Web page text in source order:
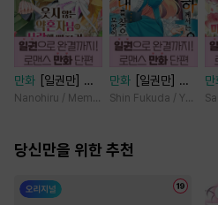
만화
[일권만] 웃
지 않는 약혼자님
습니다 [단행본]
Nanohiru / Memeko
만화
[일권만] 전
하께서는 오늘도
(웃음) [단행본]
Shin Fukuda / Yoko
만
료
당신만을 위한 추천